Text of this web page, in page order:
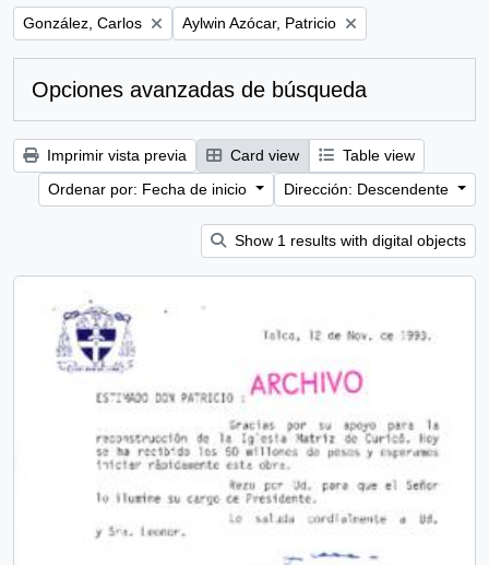
Remove filter:
González, Carlos Remove filter:
Aylwin Azócar, Patricio
Opciones avanzadas de búsqueda
Imprimir vista previa Card view
Table view
Ordenar por: Fecha de inicio
Dirección: Descendente
Show 1 results with digital objects